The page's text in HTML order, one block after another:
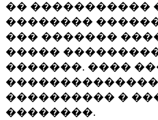
�� �����������
��������
��� �������
�����
�������. ����
���������� �
��������.